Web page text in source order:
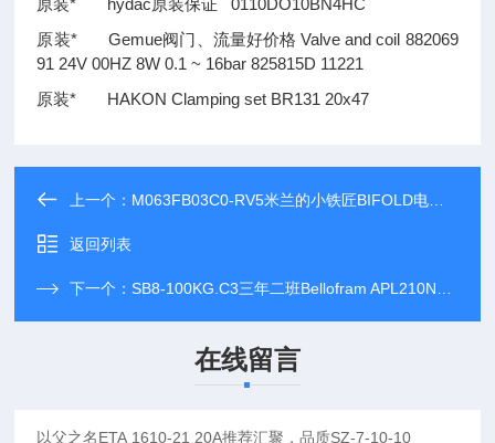
原装* hydac原装保证 0110DO10BN4HC
原装* Gemue阀门、流量好价格 Valve and coil 882069
91 24V 00HZ 8W 0.1 ~ 16bar 825815D 11221
原装* HAKON Clamping set BR131 20x47
上一个： M063FB03C0-RV5米兰的小铁匠BIFOLD电磁阀HCV-04F-04F-03-3-S推荐汇聚，品质
返回列表
下一个：SB8-100KG.C3三年二班Bellofram APL210N推荐汇聚，品质XW30.10
在线留言